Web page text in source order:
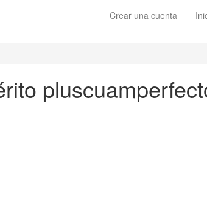
Crear una cuenta